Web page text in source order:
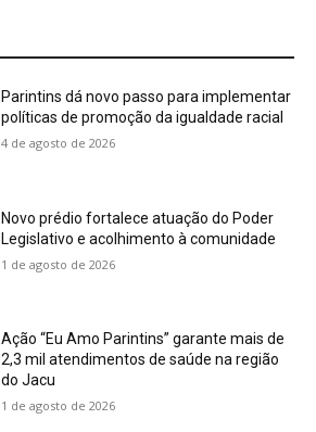
Parintins dá novo passo para implementar
políticas de promoção da igualdade racial
4 de agosto de 2026
Novo prédio fortalece atuação do Poder
Legislativo e acolhimento à comunidade
1 de agosto de 2026
Ação “Eu Amo Parintins” garante mais de
2,3 mil atendimentos de saúde na região
do Jacu
1 de agosto de 2026